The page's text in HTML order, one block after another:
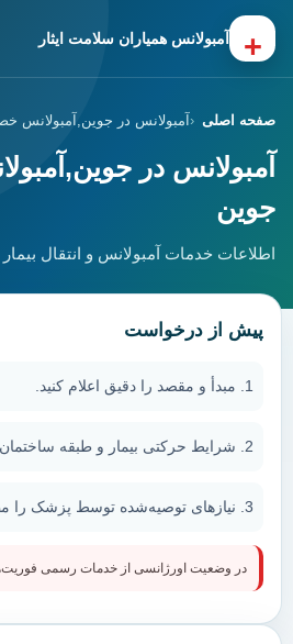
+ آمبولانس همیاران سلامت ایثار
صفحه اصلی آمبولانس در جوین,آمبولانس
آمبولانس در
جوین
اطلاعات خدمات آمبولانس و انتقال
پیش از درخواست
مبدأ و مقصد را دقیق اعلام کنید.
شرایط حرکتی بیمار و طبقه ساختمان
نیازهای توصیه‌شده توسط پزشک را
در وضعیت اورژانسی از خدمات رسمی